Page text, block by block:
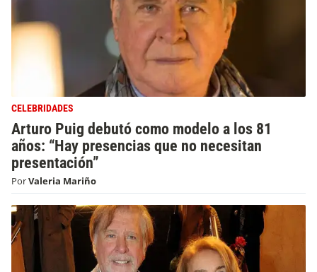
CELEBRIDADES
Arturo Puig debutó como modelo a los 81
años: “Hay presencias que no necesitan
presentación”
PorValeria Mariño